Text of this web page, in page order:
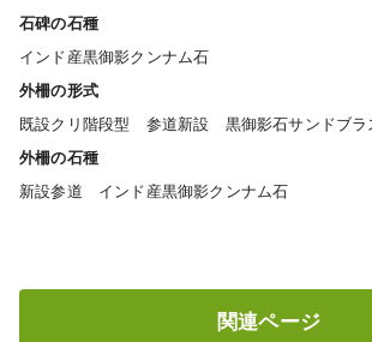
石碑の石種
インド産黒御影クンナム石
外柵の形式
既設クリ階段型 参道新設 黒御影石サンドブラ
外柵の石種
新設参道 インド産黒御影クンナム石
関連ページ